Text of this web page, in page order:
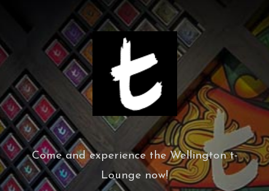
Come and experience the Wellington t-
Lounge now!